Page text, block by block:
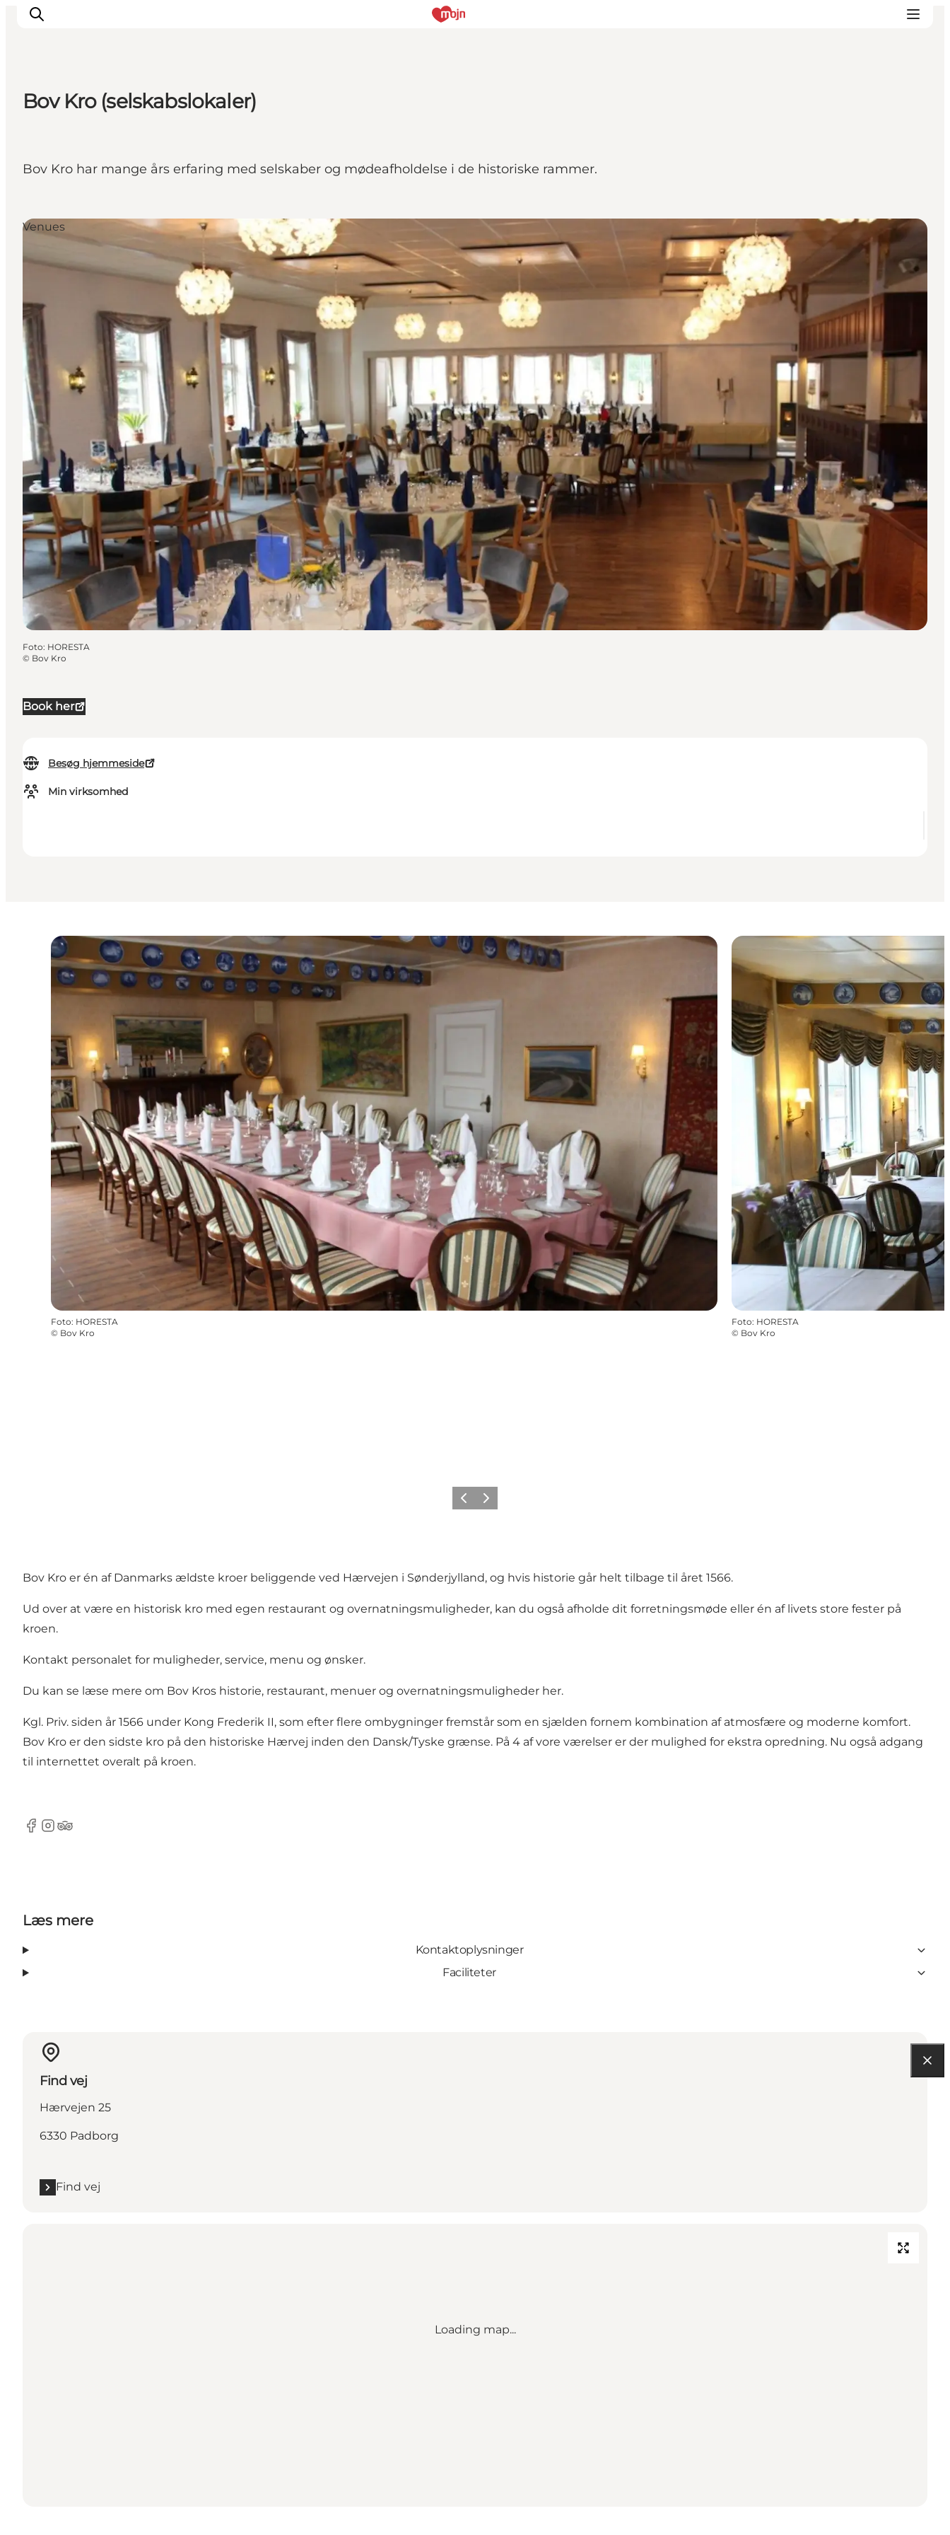
Det sker
Booking
Bov Kro (selskabslokaler)
Bov Kro har mange års erfaring med selskaber og mødeafholdelse i de historiske rammer.
Book her
Besøg hjemmeside
Min virksomhed
Venues
Foto: HORESTA
© Bov Kro
Foto: HORESTA
© Bov Kro
Foto: HORESTA
© Bov Kro
ForrigeNæste
Bov Kro er én af Danmarks ældste kroer beliggende ved Hærvejen i Sønderjylland, og hvis historie går helt tilbage til året 1566.
Ud over at være en historisk kro med egen restaurant og overnatningsmuligheder, kan du også afholde dit forretningsmøde eller én af livets store fester på
kroen.
Kontakt personalet for muligheder, service, menu og ønsker.
Du kan se læse mere om Bov Kros historie, restaurant, menuer og overnatningsmuligheder her.
Kgl. Priv. siden år 1566 under Kong Frederik II, som efter flere ombygninger fremstår som en sjælden fornem kombination af atmosfære og moderne komfort.
Bov Kro er den sidste kro på den historiske Hærvej inden den Dansk/Tyske grænse. På 4 af vore værelser er der mulighed for ekstra opredning. Nu også adgang
til internettet overalt på kroen.
Facebook
Instagram
TripAdvisor
Læs mere
Kontaktoplysninger
Faciliteter
Find vej
Hærvejen 25
6330 Padborg
Find vej
Loading map...